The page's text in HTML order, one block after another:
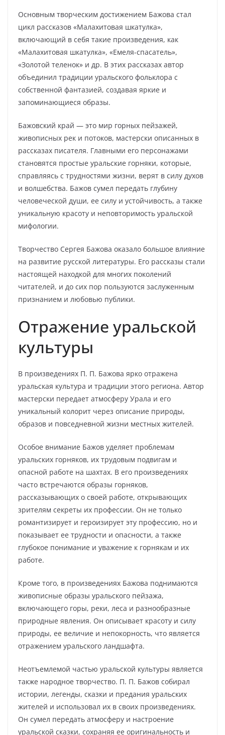
Основным творческим достижением Бажова стал
цикл рассказов «Малахитовая шкатулка»,
включающий в себя такие произведения, как
«Малахитовая шкатулка», «Емеля-спасатель»,
«Золотой теленок» и др. В этих рассказах автор
объединил традиции уральского фольклора с
собственной фантазией, создавая яркие и
запоминающиеся образы.
Бажовский край — это мир горных пейзажей,
живописных рек и потоков, мастерски описанных в
рассказах писателя. Главными его персонажами
становятся простые уральские горняки, которые,
справляясь с трудностями жизни, верят в силу духов
и волшебства. Бажов сумел передать глубину
человеческой души, ее силу и устойчивость, а также
уникальную красоту и неповторимость уральской
мифологии.
Творчество Сергея Бажова оказало большое влияние
на развитие русской литературы. Его рассказы стали
настоящей находкой для многих поколений
читателей, и до сих пор пользуются заслуженным
признанием и любовью публики.
Отражение уральской
культуры
В произведениях П. П. Бажова ярко отражена
уральская культура и традиции этого региона. Автор
мастерски передает атмосферу Урала и его
уникальный колорит через описание природы,
образов и повседневной жизни местных жителей.
Особое внимание Бажов уделяет проблемам
уральских горняков, их трудовым подвигам и
опасной работе на шахтах. В его произведениях
часто встречаются образы горняков,
рассказывающих о своей работе, открывающих
зрителям секреты их профессии. Он не только
романтизирует и героизирует эту профессию, но и
показывает ее трудности и опасности, а также
глубокое понимание и уважение к горнякам и их
работе.
Кроме того, в произведениях Бажова поднимаются
живописные образы уральского пейзажа,
включающего горы, реки, леса и разнообразные
природные явления. Он описывает красоту и силу
природы, ее величие и непокорность, что является
отражением уральского ландшафта.
Неотъемлемой частью уральской культуры является
также народное творчество. П. П. Бажов собирал
истории, легенды, сказки и предания уральских
жителей и использовал их в своих произведениях.
Он сумел передать атмосферу и настроение
уральской сказки, сохраняя ее оригинальность и